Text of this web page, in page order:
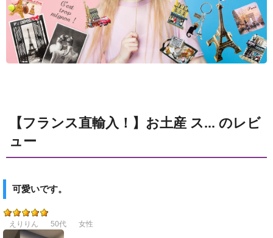
【フランス直輸入！】お土産 ス... のレビ
ュー
可愛いです。
えりりん 50代 女性